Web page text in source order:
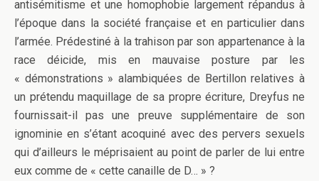
antisémitisme et une homophobie largement répandus à
l’époque dans la société française et en particulier dans
l’armée. Prédestiné à la trahison par son appartenance à la
race déicide, mis en mauvaise posture par les
« démonstrations » alambiquées de Bertillon relatives à
un prétendu maquillage de sa propre écriture, Dreyfus ne
fournissait-il pas une preuve supplémentaire de son
ignominie en s’étant acoquiné avec des pervers sexuels
qui d’ailleurs le méprisaient au point de parler de lui entre
eux comme de « cette canaille de D… » ?